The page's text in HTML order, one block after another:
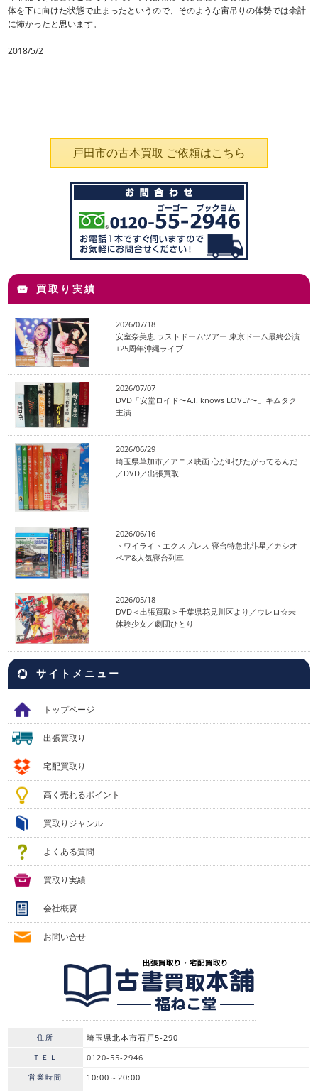
体を下に向けた状態で止まったというので、そのような宙吊りの体勢では余計
に怖かったと思います。
2018/5/2
戸田市の古本買取 ご依頼はこちら
買取り実績
2026/07/18
安室奈美恵 ラストドームツアー 東京ドーム最終公演
+25周年沖縄ライブ
2026/07/07
DVD「安堂ロイド〜A.I. knows LOVE?〜」キムタク
主演
2026/06/29
埼玉県草加市／アニメ映画 心が叫びたがってるんだ
／DVD／出張買取
2026/06/16
トワイライトエクスプレス 寝台特急北斗星／カシオ
ペア&人気寝台列車
2026/05/18
DVD＜出張買取＞千葉県花見川区より／ウレロ☆未
体験少女／劇団ひとり
サイトメニュー
トップページ
出張買取り
宅配買取り
高く売れるポイント
買取りジャンル
よくある質問
買取り実績
会社概要
お問い合せ
住所 埼玉県北本市石戸5-290
ＴＥＬ 0120-55-2946
営業時間 10:00～20:00